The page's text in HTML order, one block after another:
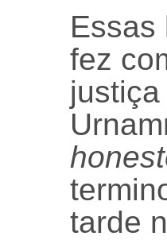
Essas
fez
tarde